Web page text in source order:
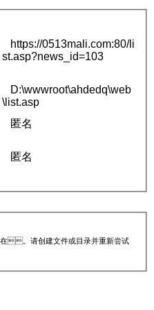
https://0513mali.com:80/li
st.asp?news_id=103
D:\wwwroot\ahdedq\web
\list.asp
匿名
匿名
 。请创建文件或目录并重新尝试